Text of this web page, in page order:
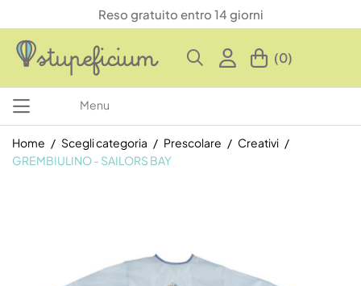
Reso gratuito entro 14 giorni
(0)
Menu
Home Scegli categoria Prescolare
Creativi
GREMBIULINO - SAILORS BAY